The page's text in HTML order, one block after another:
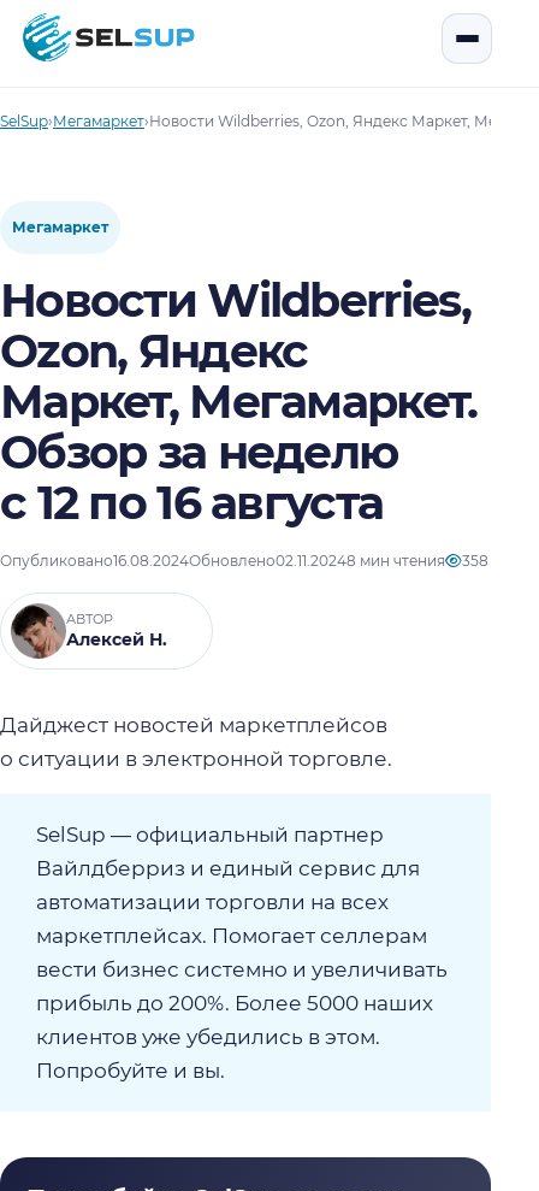
SelSup
SelSup›Мегамаркет›Новости Wildberries, Ozon, Яндекс Маркет,
Мегамаркет
Новости Wildberries,
Ozon, Яндекс
Маркет, Мегамаркет.
Обзор за неделю
с 12 по 16 августа
Опубликовано16.08.2024Обновлено02.11.20248 мин чтения 358
АВТОР
Алексей Н.
Дайджест новостей маркетплейсов
о ситуации в электронной торговле.
SelSup — официальный партнер
Вайлдберриз и единый сервис для
автоматизации торговли на всех
маркетплейсах. Помогает селлерам
вести бизнес системно и увеличивать
прибыль до 200%. Более 5000 наших
клиентов уже убедились в этом.
Попробуйте и вы.